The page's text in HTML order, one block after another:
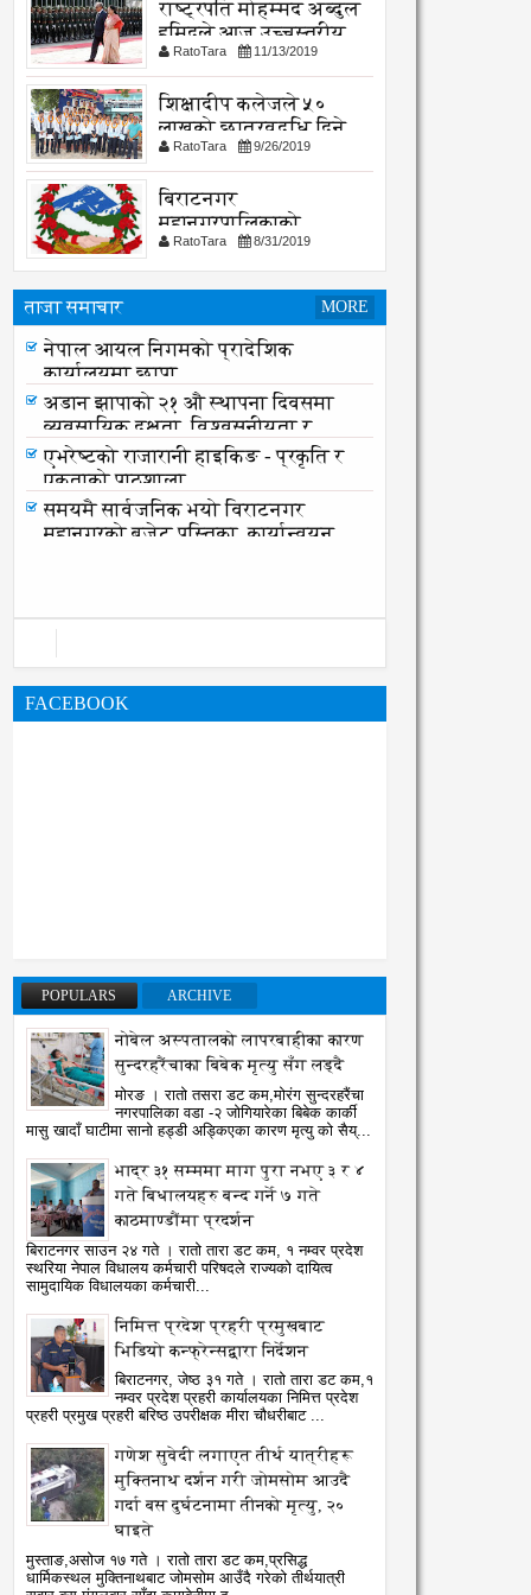
राष्ट्रपति मोहम्मद अब्दुल
हमिदले आज उच्चस्तरीय
भेटवार्ता गर्नु हुदै,
RatoTara 11/13/2019
शिक्षादीप कलेजले ५०
लाखको छात्रवृद्धि दिने
घोषणा
RatoTara 9/26/2019
बिराटनगर
महानगरपालिकाको
सार्वजनिक -सुचना
RatoTara 8/31/2019
ताजा समाचार MORE
लागू औषध नियन्त्रणमा विद्यालय स्तरबाटै
अभियान शुरु
नेपाल आयल निगमको प्रादेशिक
कार्यालयमा छापा
अडान झापाको २१ औ स्थापना दिवसमा
व्यवसायिक दक्षता, विश्वसनीयता र
गुणस्तरमा जोड
एभरेष्टको राजारानी हाइकिङ - प्रकृति र
एकताको पाठशाला
समयमै सार्वजनिक भयो विराटनगर
महानगरको बजेट पुस्तिका, कार्यान्वयन
FACEBOOK
POPULARS ARCHIVE
नोबेल अस्पतालको लापरबाहीका कारण
सुन्दरहरैंचाका बिबेक मृत्यु सँग लड्दै
मोरङ । रातो तसरा डट कम,मोरंग सुन्दरहरैंचा
नगरपालिका वडा -२ जोगियारेका बिबेक कार्की
मासु खादाँ घाटीमा सानो हड्डी अड्किएका कारण मृत्यु को सैय्...
भाद्र ३१ सम्ममा माग पुरा नभए ३ र ४
गते बिधालयहरु बन्द गर्ने ७ गते
काठमाण्डौंमा प्रदर्शन
बिराटनगर साउन २४ गते । रातो तारा डट कम, १ नम्वर प्रदेश
स्थरिया नेपाल विधालय कर्मचारी परिषदले राज्यको दायित्व
सामुदायिक विधालयका कर्मचारी...
निमित्त प्रदेश प्रहरी प्रमुखबाट
भिडियो कन्फ्रेन्सद्वारा निर्देशन
बिराटनगर, जेष्ठ ३१ गते । रातो तारा डट कम,१
नम्वर प्रदेश प्रहरी कार्यालयका निमित्त प्रदेश
प्रहरी प्रमुख प्रहरी बरिष्ठ उपरीक्षक मीरा चौधरीबाट ...
गणेश सुवेदी लगाएत तीर्थ यात्रीहरू
मुक्तिनाथ दर्शन गरी जोमसोम आउदै
गर्दा बस दुर्घटनामा तीनको मृत्यु, २०
घाइते
मुस्ताङ,असोज १७ गते । रातो तारा डट कम,प्रसिद्ध
धार्मिकस्थल मुक्तिनाथबाट जोमसोम आउँदै गरेको तीर्थयात्री